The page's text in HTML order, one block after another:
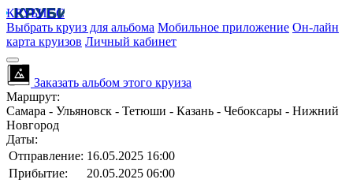
КРУБИСС
Выбрать круиз для альбома Мобильное приложение Он-лайн
карта круизов Личный кабинет
Заказать альбом этого круиза
Маршрут:
Самара - Ульяновск - Тетюши - Казань - Чебоксары - Нижний
Новгород
Даты:
Отправление: 16.05.2025 16:00
Прибытие:
20.05.2025 06:00